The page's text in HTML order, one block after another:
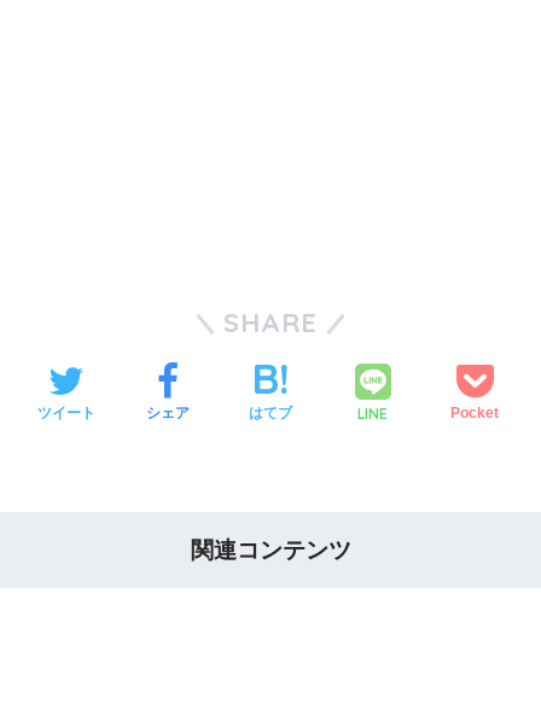
SHARE
ツイート シェア はてブ LINE Pocket
関連コンテンツ